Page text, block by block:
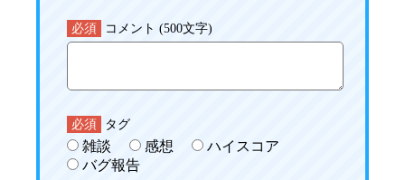
必須 コメント (500文字)
必須 タグ
雑談 感想
ハイスコア
バグ報告